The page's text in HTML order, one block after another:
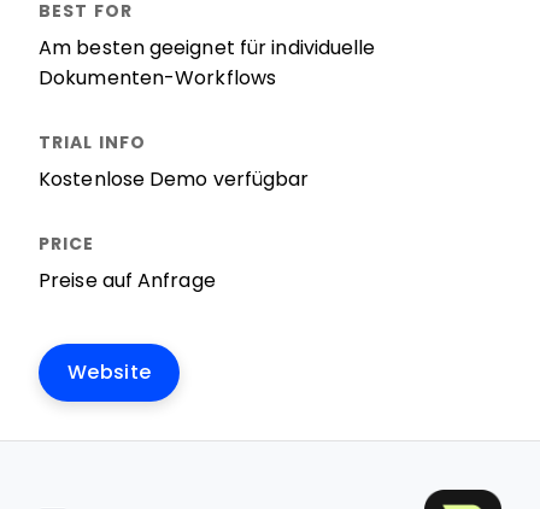
Am besten geeignet für individuelle
Dokumenten-Workflows
Kostenlose Demo verfügbar
Preise auf Anfrage
Website